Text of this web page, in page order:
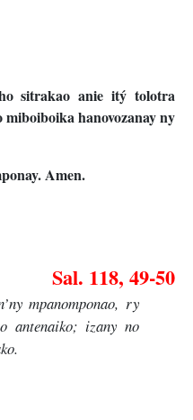
sitrakao anie itý tolotra
hanovozanay ny
Amen.
Sal. 118, 49-50
mpanomponao, ry
antenaiko; izany no